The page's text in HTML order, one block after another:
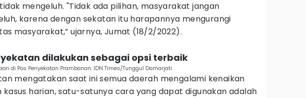
mengeluh. "Tidak ada pilihan, masyarakat jangan
karena dengan sekatan itu harapannya mengurangi
masyarakat,” ujarnya, Jumat (18/2/2022).
dilakukan sebagai opsi terbaik
di Pos Penyekatan Prambanan. IDN Times/Tunggul Damarjati
mengatakan saat ini semua daerah mengalami kenaikan
kasus harian, satu-satunya cara yang dapat digunakan adalah